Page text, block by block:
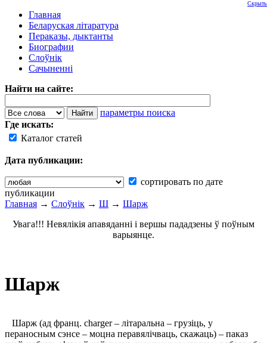
Главная
Беларуская літаратура
Пераказы, дыктанты
Биографии
Слоўнік
Сачыненні
Найти на сайте:
параметры поиска
Где искать:
Каталог статей
Дата публикации:
сортировать по дате
публикации
Скрыть
Главная → Слоўнік → Ш → Шарж
Увага!!! Невялікія апавяданні і вершы пададзены ў поўным
варыянце.
Шарж
Шарж (ад франц. charger – літаральна – грузіць, у
пераносным сэнсе – моцна перавялічваць, скажаць) – паказ